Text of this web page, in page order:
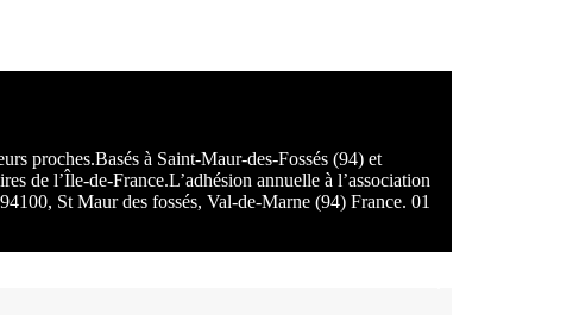
proches.Basés à Saint-Maur-des-Fossés (94) et
de l’Île-de-France.L’adhésion annuelle à l’association
St Maur des fossés, Val-de-Marne (94) France. 01